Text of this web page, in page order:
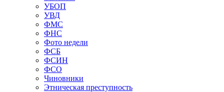
УБОП
УВД
ФМС
ФНС
Фото недели
ФСБ
ФСИН
ФСО
Чиновники
Этническая преступность